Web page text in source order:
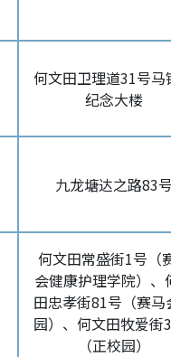
何文田卫理道31号马
纪念大楼
九龙塘达之路83号
何文田常盛街1号（
会健康护理学院）、
田忠孝街81号（赛马
园）、何文田牧爱街
（正校园）